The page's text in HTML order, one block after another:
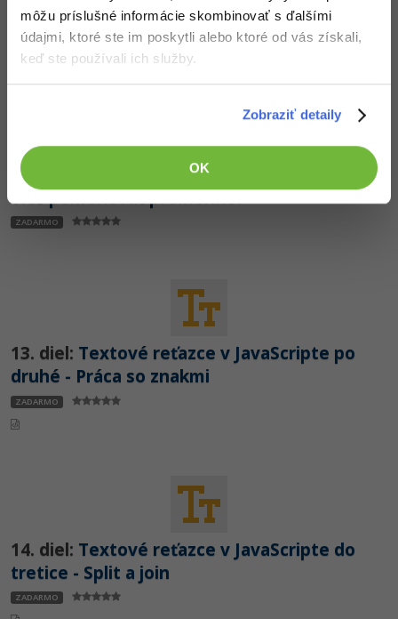
môžu príslušné informácie skombinovať s ďalšími
údajmi, ktoré ste im poskytli alebo ktoré od vás získali,
keď ste používali ich služby.
Zobraziť detaily
OK
12. diel:
Najčastejšie chyby JS nováčikov -
Vieš pomenovať premenné?
ZADARMO
13. diel: Textové reťazce v JavaScripte po
druhé - Práca so znakmi
ZADARMO
14. diel: Textové reťazce v JavaScripte do
tretice - Split a join
ZADARMO